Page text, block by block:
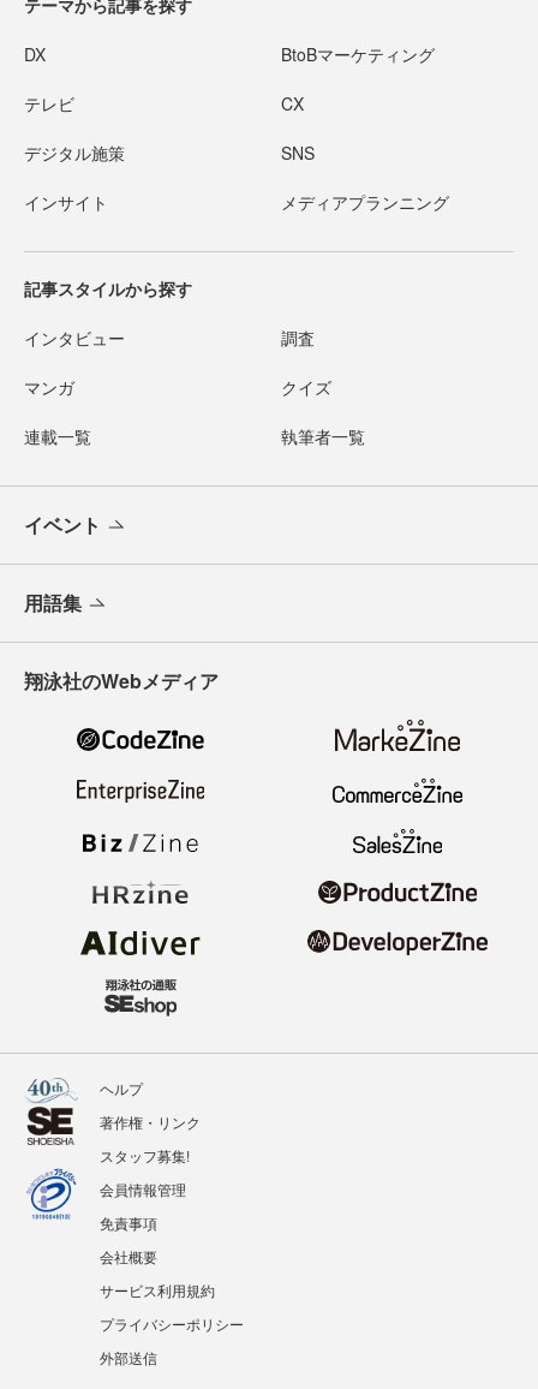
テーマから記事を探す
DX BtoBマーケティング
テレビ CX
デジタル施策 SNS
インサイト メディアプランニング
記事スタイルから探す
インタビュー 調査
マンガ クイズ
連載一覧 執筆者一覧
イベント
用語集
翔泳社のWebメディア
ヘルプ
著作権・リンク
スタッフ募集!
会員情報管理
免責事項
会社概要
サービス利用規約
プライバシーポリシー
外部送信